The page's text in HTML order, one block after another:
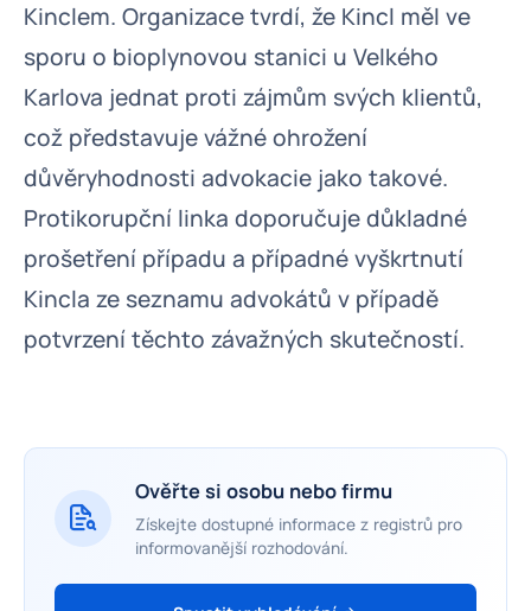
Kinclem. Organizace tvrdí, že Kincl měl ve
sporu o bioplynovou stanici u Velkého
Karlova jednat proti zájmům svých klientů,
což představuje vážné ohrožení
důvěryhodnosti advokacie jako takové.
Protikorupční linka doporučuje důkladné
prošetření případu a případné vyškrtnutí
Kincla ze seznamu advokátů v případě
potvrzení těchto závažných skutečností.
Ověřte si osobu nebo firmu
Získejte dostupné informace z registrů pro
informovanější rozhodování.